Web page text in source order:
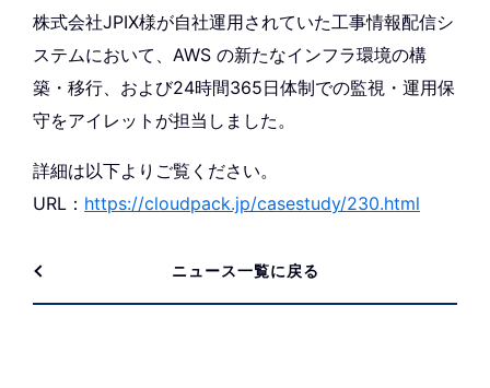
株式会社JPIX様が自社運用されていた工事情報配信シ
ステムにおいて、AWS の新たなインフラ環境の構
築・移行、および24時間365日体制での監視・運用保
守をアイレットが担当しました。
詳細は以下よりご覧ください。
URL： https://cloudpack.jp/casestudy/230.html
ニュース一覧に戻る